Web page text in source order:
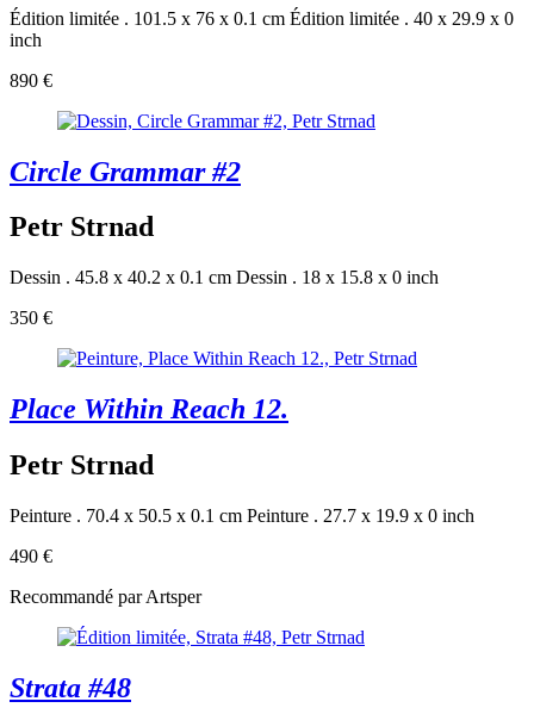
Édition limitée . 101.5 x 76 x 0.1 cm Édition limitée . 40 x 29.9 x 0
inch
890 €
Circle Grammar #2
Petr Strnad
Dessin . 45.8 x 40.2 x 0.1 cm Dessin . 18 x 15.8 x 0 inch
350 €
Place Within Reach 12.
Petr Strnad
Peinture . 70.4 x 50.5 x 0.1 cm Peinture . 27.7 x 19.9 x 0 inch
490 €
Recommandé par Artsper
Strata #48